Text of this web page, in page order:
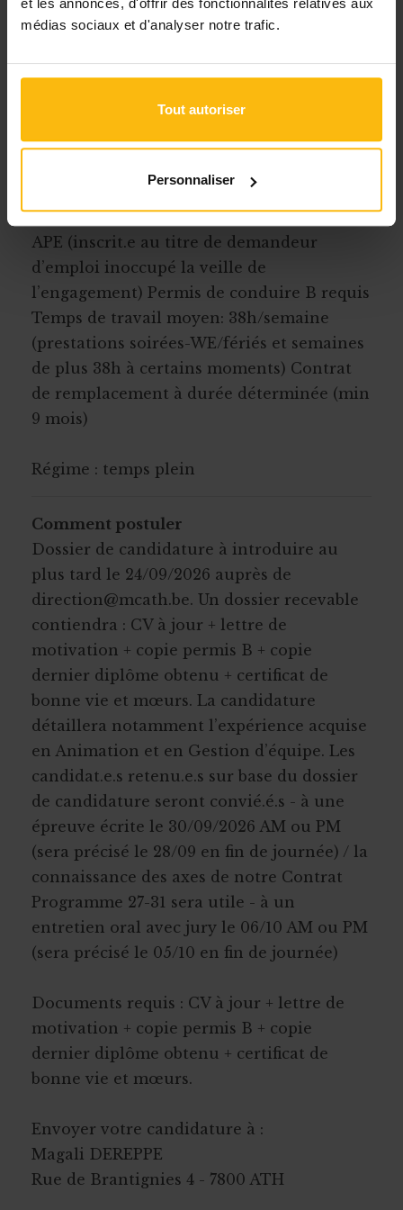
médias sociaux et d'analyser notre trafic.
Tout autoriser
Personnaliser
Expérience en Animation et en Gestion
Contrat de remplacement - Conditions
+ Programmation sociale Chèques repas à
partir du 7ème mois de prestation Cadre
APE (inscrit.e au titre de demandeur
d’emploi inoccupé la veille de
l’engagement) Permis de conduire B requis
Temps de travail moyen: 38h/semaine
(prestations soirées-WE/fériés et semaines
de plus 38h à certains moments) Contrat
de remplacement à durée déterminée (min
9 mois)
Régime : temps plein
Comment postuler
Dossier de candidature à introduire au
plus tard le 24/09/2026 auprès de
direction@mcath.be. Un dossier recevable
contiendra : CV à jour + lettre de
motivation + copie permis B + copie
dernier diplôme obtenu + certificat de
bonne vie et mœurs. La candidature
détaillera notamment l’expérience acquise
en Animation et en Gestion d’équipe. Les
candidat.e.s retenu.e.s sur base du dossier
de candidature seront convié.é.s - à une
épreuve écrite le 30/09/2026 AM ou PM
(sera précisé le 28/09 en fin de journée) / la
connaissance des axes de notre Contrat
Programme 27-31 sera utile - à un
entretien oral avec jury le 06/10 AM ou PM
(sera précisé le 05/10 en fin de journée)
Documents requis : CV à jour + lettre de
motivation + copie permis B + copie
dernier diplôme obtenu + certificat de
bonne vie et mœurs.
Envoyer votre candidature à :
Magali DEREPPE
Rue de Brantignies 4 - 7800 ATH